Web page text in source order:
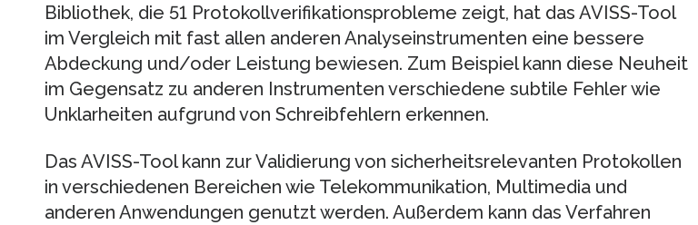
Bibliothek, die 51 Protokollverifikationsprobleme zeigt, hat das AVISS-Tool
im Vergleich mit fast allen anderen Analyseinstrumenten eine bessere
Abdeckung und/oder Leistung bewiesen. Zum Beispiel kann diese Neuheit
im Gegensatz zu anderen Instrumenten verschiedene subtile Fehler wie
Unklarheiten aufgrund von Schreibfehlern erkennen.
Das AVISS-Tool kann zur Validierung von sicherheitsrelevanten Protokollen
in verschiedenen Bereichen wie Telekommunikation, Multimedia und
anderen Anwendungen genutzt werden. Außerdem kann das Verfahren